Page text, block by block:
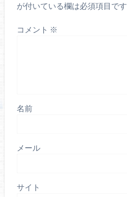
が付いている欄は必須項目です
コメント ※
名前
メール
サイト